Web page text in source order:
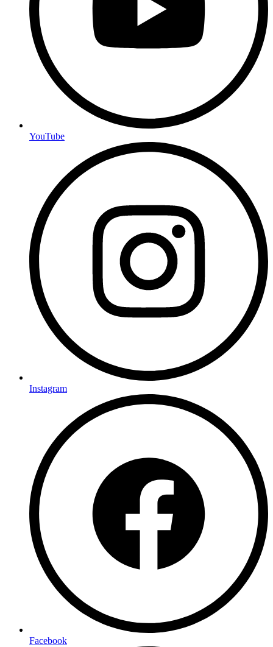
YouTube
Instagram
Facebook